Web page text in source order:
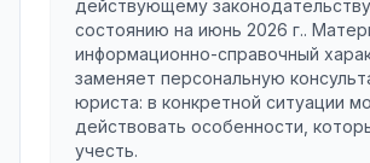
действующему
состоянию на июнь 2026 г..
информационно-справочный
заменяет персональную
юриста: в конкретной ситуации
действовать особенности,
учесть.